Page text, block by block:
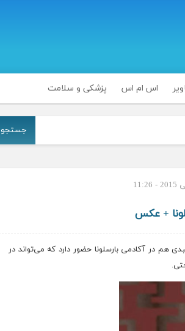
اس ام اس پزشکی و سلامت
جستجو
+ عکس
هم در آکادمی بارسلوناحضور دارد که می‌تواند در